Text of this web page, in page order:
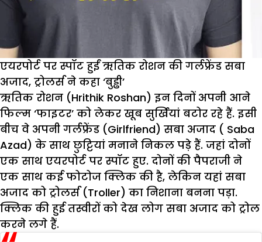
एयरपोर्ट पर स्पॉट हुईं ऋतिक रोशन की गर्लफ्रेंड सबा
अजाद, ट्रोलर्स ने कहा ‘बुड्ढी’
ऋतिक रोशन (Hrithik Roshan) इन दिनों अपनी आने
फिल्म ‘फाइटर’ को लेकर खूब सुर्खियां बटोर रहे हैं. इसी
बीच वे अपनी गर्लफ्रेंड (Girlfriend) सबा अजाद ( Saba
Azad) के साथ छुट्टियां मनाने निकल पड़े हैं. जहां दोनों
एक साथ एयरपोर्ट पर स्पॉट हुए. दोनों की पैपराजी ने
एक साथ कई फोटोज क्लिक की है, लेकिन यहां सबा
अजाद को ट्रोलर्स (Troller) का निशाना बनना पड़ा.
क्लिक की हुई तस्वीरों को देख लोग सबा अजाद को ट्रोल
करने लगे हैं.